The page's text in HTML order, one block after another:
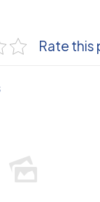
Rate this